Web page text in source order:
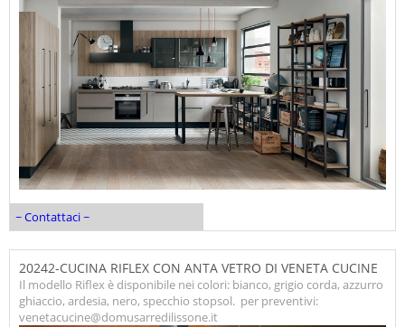
~ Contattaci ~
20242-CUCINA RIFLEX CON ANTA VETRO DI VENETA CUCINE
Il modello Riflex è disponibile nei colori: bianco, grigio corda, azzurro
ghiaccio, ardesia, nero, specchio stopsol. per preventivi:
venetacucine@domusarredilissone.it